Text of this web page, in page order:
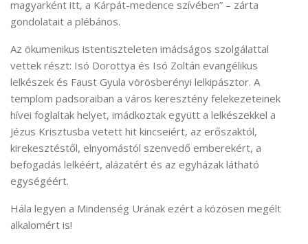
magyarként itt, a Kárpát-medence szívében” – zárta
gondolatait a plébános.
Az ökumenikus istentiszteleten imádságos szolgálattal
vettek részt: Isó Dorottya és Isó Zoltán evangélikus
lelkészek és Faust Gyula vörösberényi lelkipásztor. A
templom padsoraiban a város keresztény felekezeteinek
hívei foglaltak helyet, imádkoztak együtt a lelkészekkel a
Jézus Krisztusba vetett hit kincseiért, az erőszaktól,
kirekesztéstől, elnyomástól szenvedő emberekért, a
befogadás lelkéért, alázatért és az egyházak látható
egységéért.
Hála legyen a Mindenség Urának ezért a közösen megélt
alkalomért is!